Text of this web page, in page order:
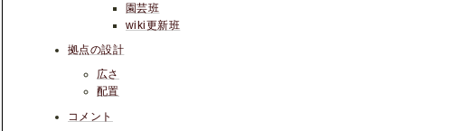
園芸班
wiki更新班
拠点の設計
広さ
配置
コメント